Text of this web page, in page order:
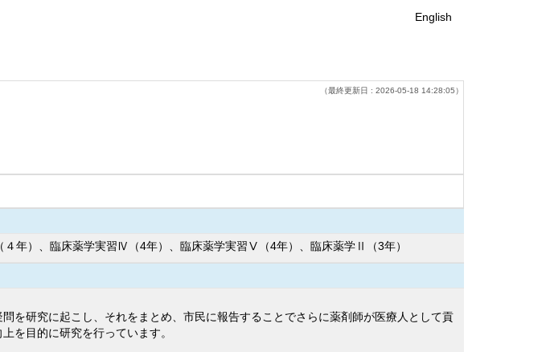
English
（最終更新日 : 2026-05-18 14:28:05）
年）、臨床薬学実習Ⅳ（4年）、臨床薬学実習Ⅴ（4年）、臨床薬学Ⅱ（3年）
を研究に起こし、それをまとめ、市民に報告することでさらに薬剤師が医療人として貢
を目的に研究を行っています。